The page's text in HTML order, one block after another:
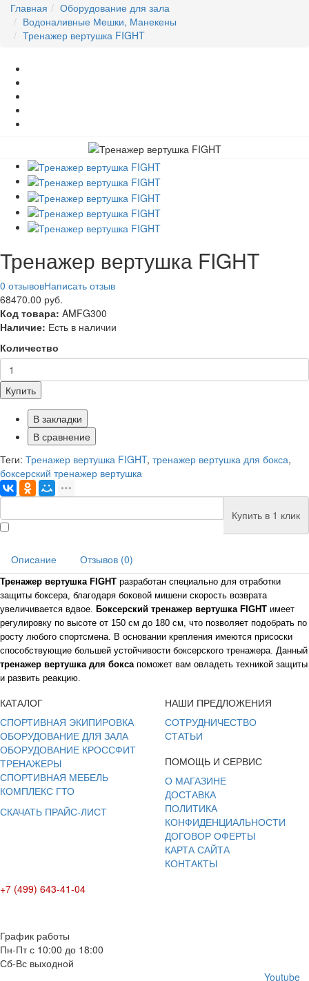
Главная
Оборудование для зала
Водоналивные Мешки, Манекены
Тренажер вертушка FIGHT
Тренажер вертушка FIGHT
0 отзывовНаписать отзыв
68470.00 руб.
Код товара: AMFG300
Наличие: Есть в наличии
Количество
Купить
В закладки
В сравнение
Теги: Тренажер вертушка FIGHT, тренажер вертушка для бокса,
боксерский тренажер вертушка
Купить в 1 клик
Описание Отзывов (0)
Тренажер вертушка FIGHT разработан специально для отработки
защиты боксера, благодаря боковой мишени скорость возврата
увеличивается вдвое. Боксерский тренажер вертушка FIGHT имеет
регулировку по высоте от 150 см до 180 см, что позволяет подобрать по
росту любого спортсмена. В основании крепления имеются присоски
способствующие большей устойчивости боксерского тренажера. Данный
тренажер вертушка для боксапоможет вам овладеть техникой защиты
и развить реакцию.
КАТАЛОГ
СПОРТИВНАЯ ЭКИПИРОВКА
ОБОРУДОВАНИЕ ДЛЯ ЗАЛА
ОБОРУДОВАНИЕ КРОССФИТ
ТРЕНАЖЕРЫ
СПОРТИВНАЯ МЕБЕЛЬ
КОМПЛЕКС ГТО
СКАЧАТЬ ПРАЙС-ЛИСТ
НАШИ ПРЕДЛОЖЕНИЯ
СОТРУДНИЧЕСТВО
СТАТЬИ
ПОМОЩЬ И СЕРВИС
О МАГАЗИНЕ
ДОСТАВКА
ПОЛИТИКА
КОНФИДЕНЦИАЛЬНОСТИ
ДОГОВОР ОФЕРТЫ
КАРТА САЙТА
КОНТАКТЫ
+7 (499) 643-41-04
График работы
Пн-Пт с 10:00 до 18:00
Сб-Вс выходной
Youtube